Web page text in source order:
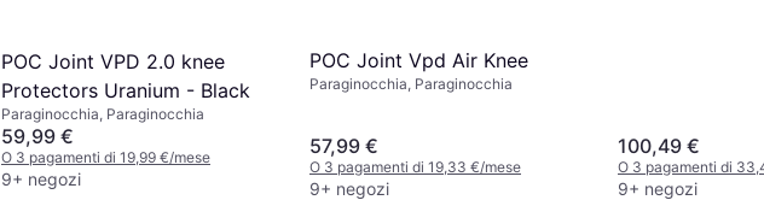
POC Joint VPD 2.0 knee
Protectors Uranium - Black
Paraginocchia, Paraginocchia
59,99 €
O 3 pagamenti di 19,99 €/mese
9+ negozi
POC Joint Vpd Air Knee
Paraginocchia, Paraginocchia
57,99 €
O 3 pagamenti di 19,33 €/mese
9+ negozi
100,49 €
O 3 pagamenti di
9+ negozi